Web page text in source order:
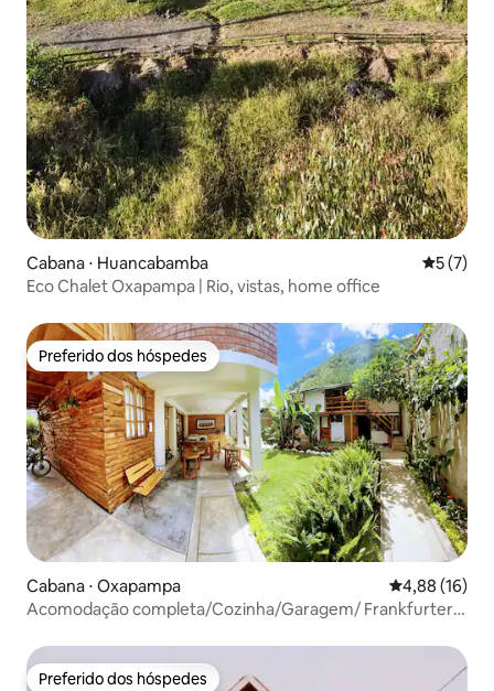
Cabana ⋅ Huancabamba 5 de
5 (7)
Eco Chalet Oxapampa | Rio, vistas, home office
Preferido dos hóspedes
Preferido dos hóspedes
Cabana ⋅ Oxapampa 4,88 de uma
4,88 (16)
Acomodação completa/Cozinha/Garagem/ Frankfurter
Preferido dos hóspedes